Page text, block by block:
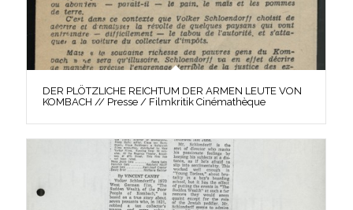
DER PLÖTZLICHE REICHTUM DER ARMEN LEUTE VON
KOMBACH // Presse / Filmkritik Cinémathèque